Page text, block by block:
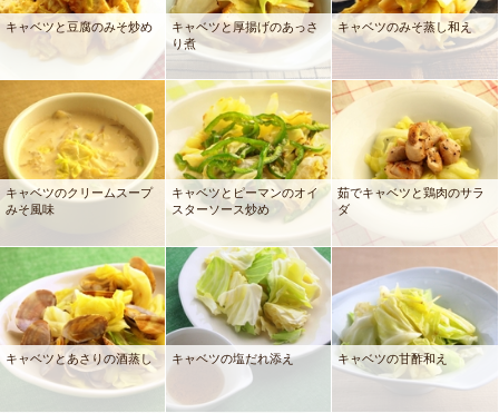
キャベツと豆腐のみそ炒め
キャベツと厚揚げのあっさ
り煮
キャベツのみそ蒸し和え
キャベツのクリームスープ
みそ風味
キャベツとピーマンのオイ
スターソース炒め
茹でキャベツと鶏肉のサラ
ダ
キャベツとあさりの酒蒸し キャベツの塩だれ添え キャベツの甘酢和え